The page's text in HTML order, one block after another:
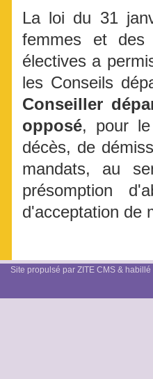
La loi du 31
femmes et des
électives a
les Conseils
Conseiller
opposé, pour
décès, de
mandats, au
présomption
d'acceptation de
Site propulsé par ZITE CMS &